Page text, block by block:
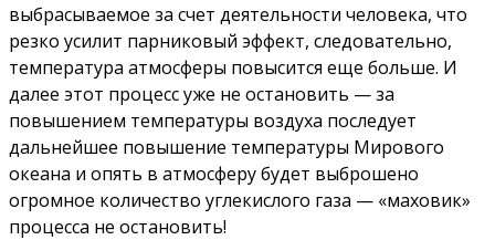
выбрасываемое за счет деятельности человека, что
резко усилит парниковый эффект, следовательно,
температура атмосферы повысится еще больше. И
далее этот процесс уже не остановить — за
повышением температуры воздуха последует
дальнейшее повышение температуры Мирового
океана и опять в атмосферу будет выброшено
огромное количество углекислого газа — «маховик»
процесса не остановить!